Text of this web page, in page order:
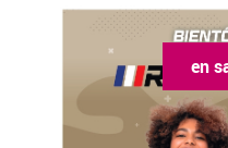
en